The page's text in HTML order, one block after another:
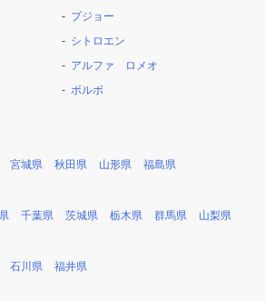
プジョー
シトロエン
アルファ ロメオ
ボルボ
宮城県 秋田県 山形県 福島県
千葉県 茨城県 栃木県 群馬県 山梨県
石川県 福井県